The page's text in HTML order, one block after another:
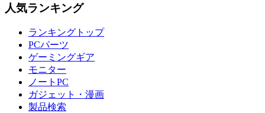
人気ランキング
ランキングトップ
PCパーツ
ゲーミングギア
モニター
ノートPC
ガジェット・漫画
製品検索